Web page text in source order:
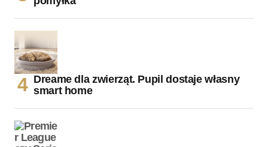
Dreame dla zwierząt. Pupil dostaje własny
smart home